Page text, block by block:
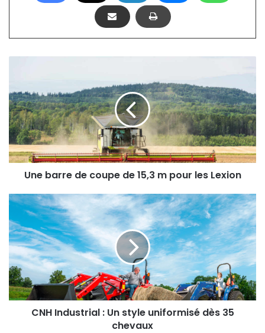
coupe
de
15,3
m
pour
les
Lexion
Une barre de coupe de 15,3 m pour les Lexion
CNH
Industrial
:
Un
style
uniformisé
dès
35
chevaux
CNH Industrial : Un style uniformisé dès 35
chevaux